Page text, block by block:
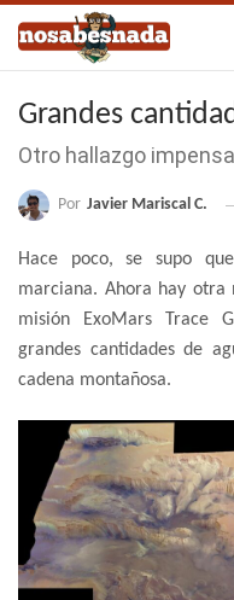
Grandes
Otro hallazgo
Por Javier Mariscal C.
Hace poco, se supo
marciana. Ahora hay otra
misión ExoMars Trace
grandes cantidades de
cadena montañosa.